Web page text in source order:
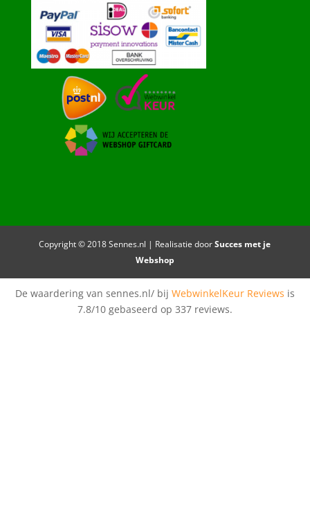
Copyright © 2018 Sennes.nl | Realisatie doorSucces met je
Webshop
De waardering van sennes.nl/ bij WebwinkelKeur Reviews is
7.8/10 gebaseerd op 337 reviews.